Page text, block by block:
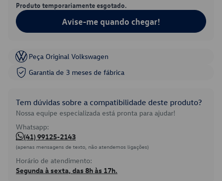
Produto temporariamente esgotado.
Avise-me quando chegar!
Peça Original Volkswagen
Garantia de 3 meses de fábrica
Tem dúvidas sobre a compatibilidade deste produto?
Nossa equipe especializada está pronta para ajudar!
Whatsapp:
(41) 99125-2143
(apenas mensagens de texto, não atendemos ligações)
Horário de atendimento:
Segunda à sexta, das 8h às 17h.